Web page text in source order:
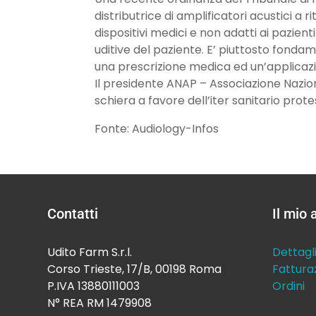
distributrice di amplificatori acustici a
dispositivi medici e non adatti ai
uditive del paziente. E’ piuttosto
una prescrizione medica ed
Il presidente ANAP – Associazione
schiera a favore dell’iter sanitario
Fonte: Audiology-Infos
Contatti
Udito Farm S.r.l.
Corso Trieste, 17/B, 00198 Roma
P.IVA 13880111003
N° REA RM 1479908
Il mio
Ordini